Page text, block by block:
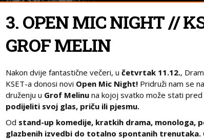
3. OPEN MIC NIGHT //
GROF MELIN
Nakon dvije fantastične večeri, učetvrtak 11.12.,
KSET-a donosi novi Open Mic Night! Pridruži nam se
druženju u Grof Melinu na kojoj svatko može stati pred
podijeliti svoj glas, priču ili pjesmu.
Od stand-up komedije, kratkih drama, monologa,
glazbenih izvedbi do totalno spontanih trenutaka.